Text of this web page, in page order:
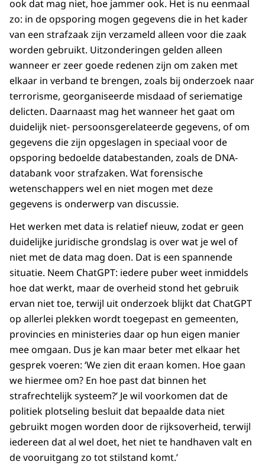
ook dat mag niet, hoe jammer ook. Het is nu eenmaal
zo: in de opsporing mogen gegevens die in het kader
van een strafzaak zijn verzameld alleen voor die zaak
worden gebruikt. Uitzonderingen gelden alleen
wanneer er zeer goede redenen zijn om zaken met
elkaar in verband te brengen, zoals bij onderzoek naar
terrorisme, georganiseerde misdaad of seriematige
delicten. Daarnaast mag het wanneer het gaat om
duidelijk niet- persoonsgerelateerde gegevens, of om
gegevens die zijn opgeslagen in speciaal voor de
opsporing bedoelde databestanden, zoals de DNA-
databank voor strafzaken. Wat forensische
wetenschappers wel en niet mogen met deze
gegevens is onderwerp van discussie.
Het werken met data is relatief nieuw, zodat er geen
duidelijke juridische grondslag is over wat je wel of
niet met de data mag doen. Dat is een spannende
situatie. Neem ChatGPT: iedere puber weet inmiddels
hoe dat werkt, maar de overheid stond het gebruik
ervan niet toe, terwijl uit onderzoek blijkt dat ChatGPT
op allerlei plekken wordt toegepast en gemeenten,
provincies en ministeries daar op hun eigen manier
mee omgaan. Dus je kan maar beter met elkaar het
gesprek voeren: ‘We zien dit eraan komen. Hoe gaan
we hiermee om? En hoe past dat binnen het
strafrechtelijk systeem?’ Je wil voorkomen dat de
politiek plotseling besluit dat bepaalde data niet
gebruikt mogen worden door de rijksoverheid, terwijl
iedereen dat al wel doet, het niet te handhaven valt en
de vooruitgang zo tot stilstand komt.’